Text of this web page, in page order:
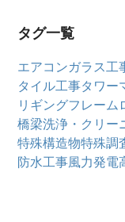
タグ一覧
エアコンガラス工
タイル工事タワー
リギングフレーム
橋梁洗浄・クリー
特殊構造物特殊調
防水工事風力発電